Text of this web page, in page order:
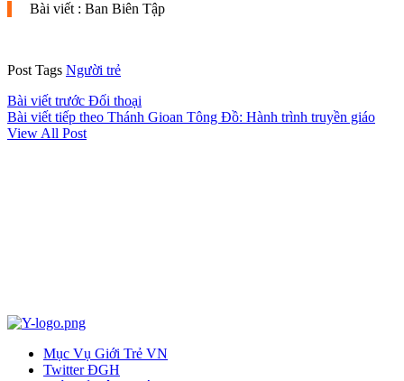
Bài viết : Ban Biên Tập
Post Tags Người trẻ
Bài viết trước Đối thoại
Bài viết tiếp theo Thánh Gioan Tông Đồ: Hành trình truyền giáo
View All Post
Mục Vụ Giới Trẻ VN
Twitter ĐGH